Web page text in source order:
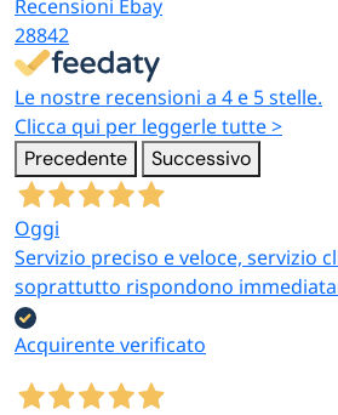
Recensioni Ebay
28842
Le nostre recensioni a 4 e 5 stelle.
Clicca qui per leggerle tutte >
Precedente Successivo
Oggi
Servizio preciso e veloce, servizio
soprattutto rispondono
Acquirente verificato